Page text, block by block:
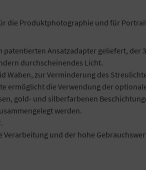
die Produktphotographie und für
Ansatzadapter geliefert, der
durchscheinendes Licht.
Waben, zur Verminderung des
ermöglicht die Verwendung der
gold- und silberfarbenen
werden.
und der hohe